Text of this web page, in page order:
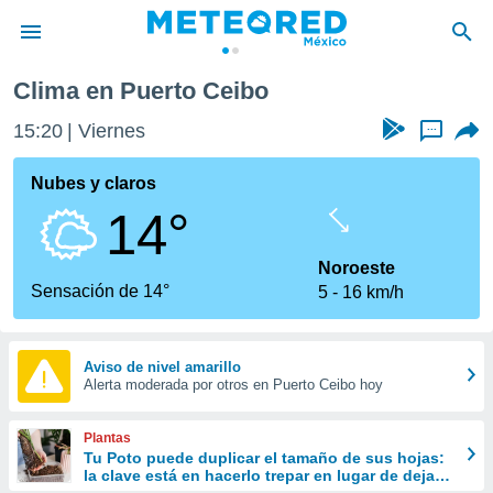
de
ha sido
calidad.
a este
las
y
forma
digital
basada
Clima en Puerto Ceibo
15:20 Viernes ...
Nubes y claros
14°
Sensación de 14°
Noroeste
5
16 km/h
Aviso de nivel amarillo
Alerta moderada por otros en Puerto Ceibo hoy
Plantas
Tu Poto puede duplicar el tamaño de sus hojas:
la clave está en hacerlo trepar en lugar de dejarlo